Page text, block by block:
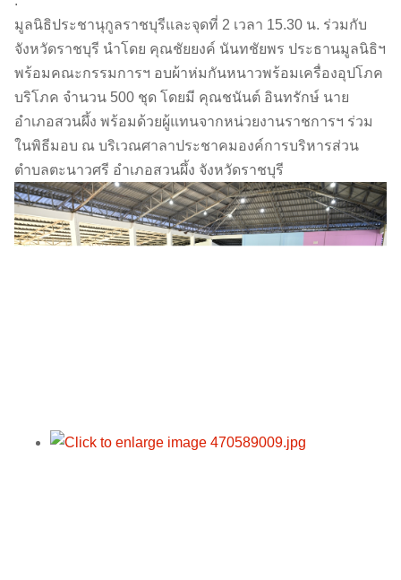
และจุดที่ 2 เวลา 15.30 น. ร่วมกับ
มูลนิธิประชานุกูลราชบุรี
จังหวัดราชบุรี นำโดย คุณชัยยงค์ นันทชัยพร ประธานมูลนิธิฯ
พร้อมคณะกรรมการฯ อบผ้าห่มกันหนาวพร้อมเครื่องอุปโภค
บริโภค จำนวน 500 ชุด โดยมี คุณชนันต์ อินทรักษ์ นาย
อำเภอสวนผึ้ง พร้อมด้วยผู้แทนจากหน่วยงานราชการฯ ร่วม
ในพิธีมอบ ณ บริเวณศาลาประชาคมองค์การบริหารส่วน
ตำบลตะนาวศรี อำเภอสวนผึ้ง จังหวัดราชบุรี